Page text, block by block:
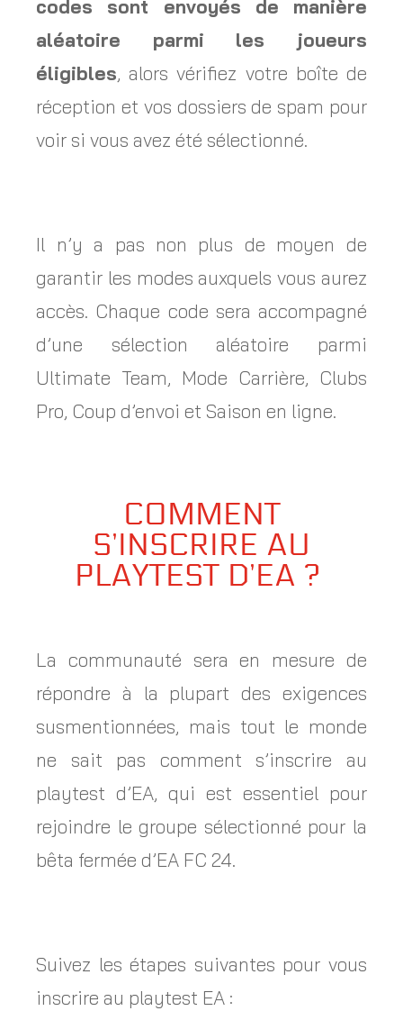
codes sont envoyés de manière
aléatoire parmi les joueurs
éligibles, alors vérifiez votre boîte de
réception et vos dossiers de spam pour
voir si vous avez été sélectionné.
Il n’y a pas non plus de moyen de
garantir les modes auxquels vous aurez
accès. Chaque code sera accompagné
d’une sélection aléatoire parmi
Ultimate Team, Mode Carrière, Clubs
Pro, Coup d’envoi et Saison en ligne.
COMMENT
S’INSCRIRE AU
PLAYTEST D’EA ?
La communauté sera en mesure de
répondre à la plupart des exigences
susmentionnées, mais tout le monde
ne sait pas comment s’inscrire au
playtest d’EA, qui est essentiel pour
rejoindre le groupe sélectionné pour la
bêta fermée d’EA FC 24.
Suivez les étapes suivantes pour vous
inscrire au playtest EA :